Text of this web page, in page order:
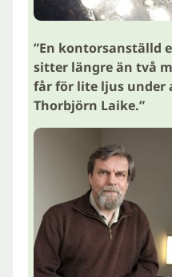
”En kontorsanställd
sitter längre än två
får för lite ljus under
Thorbjörn Laike.”